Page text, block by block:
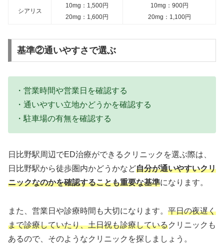
シアリス
10mg：1,500円
20mg：1,600円
10mg：900円
20mg：1,100円
基準②通いやすさで選ぶ
・営業時間や営業日を確認する
・通いやすい立地かどうかを確認する
・駐車場の有無を確認する
日比野駅周辺でED治療ができるクリニックを選ぶ際は、
日比野駅から徒歩圏内かどうかなど自分が通いやすいクリ
ニックなのかを確認することも重要な基準になります。
また、営業日や診療時間も大切になります。 平日の夜遅く
まで診療していたり、土日祝も診療しているクリニックも
あるので、そのようなクリニックを探しましょう。